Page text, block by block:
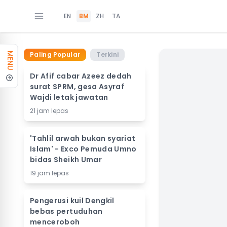
EN BM ZH TA
MENU Paling Popular Terkini
Dr Afif cabar Azeez dedah
surat SPRM, gesa Asyraf
Wajdi letak jawatan
21 jam lepas
'Tahlil arwah bukan syariat
Islam' - Exco Pemuda Umno
bidas Sheikh Umar
19 jam lepas
Pengerusi kuil Dengkil
bebas pertuduhan
menceroboh